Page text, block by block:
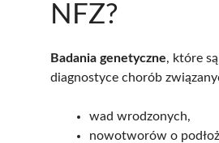
NFZ?
Badania genetyczne, które
diagnostyce chorób
wad wrodzonych,
nowotworów o